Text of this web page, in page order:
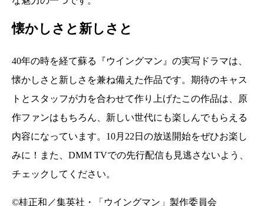
懐かしさと新しさと
40年の時を経て蘇る『ウイングマン』の実写ドラマは、
懐かしさと新しさを兼ね備えた作品です。期待のキャス
トとスタッフが力を合わせて作り上げたこの作品は、原
作ファンはもちろん、新しい世代にも楽しんでもらえる
内容になっています。10月22日の放送開始をぜひお楽し
みに！また、DMM TVでの先行配信も見逃さないよう、
チェックしてください。
©桂正和／集英社・「ウイングマン」製作委員会